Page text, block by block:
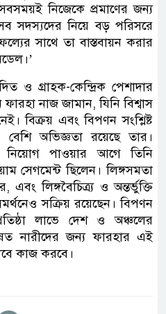
সবসময়ই নিজেকে প্রমাণের জন্য
সদস্যদের নিয়ে বড় পরিসরে
সাথে তা বাস্তবায়ন করার
ও গ্রাহক-কেন্দ্রিক পেশাদার
নাজ জামান, যিনি বিশ্বাস
বিক্রয় এবং বিপণন সংশ্লিষ্ট
অভিজ্ঞতা রয়েছে তার।
নিয়োগ পাওয়ার আগে তিনি
সেগমেন্ট ছিলেন। লিঙ্গসমতা
এবং লিঙ্গবৈচিত্র্য ও অন্তর্ভুক্তি
সক্রিয় রয়েছেন। বিপণন
লাভে দেশ ও অঞ্চলের
নারীদের জন্য ফারহার এই
কাজ করবে।